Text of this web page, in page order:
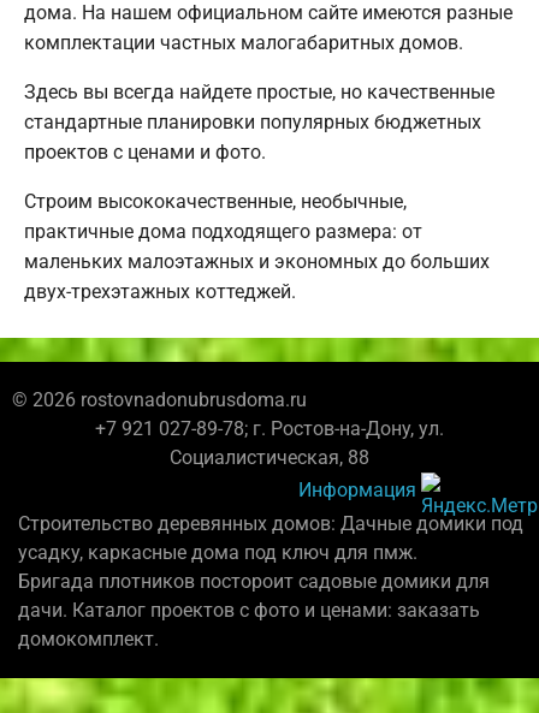
дома. На нашем официальном сайте имеются разные
комплектации частных малогабаритных домов.
Здесь вы всегда найдете простые, но качественные
стандартные планировки популярных бюджетных
проектов с ценами и фото.
Строим высококачественные, необычные,
практичные дома подходящего размера: от
маленьких малоэтажных и экономных до больших
двух-трехэтажных коттеджей.
© 2026 rostovnadonubrusdoma.ru
+7 921 027-89-78; г. Ростов-на-Дону, ул.
Социалистическая, 88
Информация
Строительство деревянных домов: Дачные домики под
усадку, каркасные дома под ключ для пмж.
Бригада плотников постороит садовые домики для
дачи. Каталог проектов с фото и ценами: заказать
домокомплект.